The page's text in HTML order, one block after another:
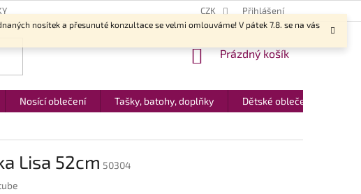
nosítek a přesunuté konzultace se velmi omlouváme! V pátek 7.8. se na vás
CZK Přihlášení
NÁKUPNÍ
Prázdný košík
Nosící oblečení Tašky, batohy, doplňky Dětské oblečení
Lisa 52cm 50304